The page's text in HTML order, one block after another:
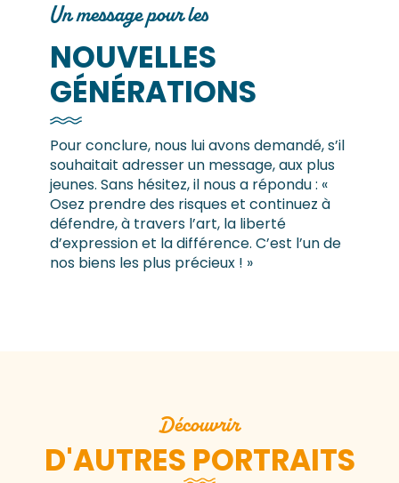
Un message pour les
NOUVELLES
GÉNÉRATIONS
Pour conclure, nous lui avons demandé, s’il
souhaitait adresser un message, aux plus
jeunes. Sans hésitez, il nous a répondu : «
Osez prendre des risques et continuez à
défendre, à travers l’art, la liberté
d’expression et la différence. C’est l’un de
nos biens les plus précieux ! »
Découvrir
D'AUTRES PORTRAITS